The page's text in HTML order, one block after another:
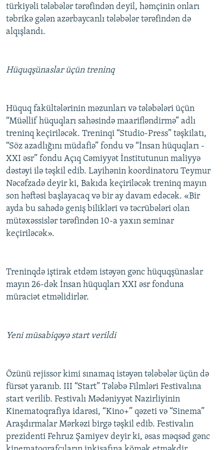
türkiyəli tələbələr tərəfindən deyil, həmçinin onları
təbrikə gələn azərbaycanlı tələbələr tərəfindən də
alqışlandı.
Hüquqşünaslar üçün treninq
Hüquq fakültələrinin məzunları və tələbələri üçün
“Müəllif hüquqları sahəsində maarifləndirmə” adlı
treninq keçiriləcək. Treninqi “Studio-Press” təşkilatı,
“Söz azadlığını müdafiə” fondu və “İnsan hüquqları -
XXI əsr” fondu Açıq Cəmiyyət İnstitutunun maliyyə
dəstəyi ilə təşkil edib. Layihənin koordinatoru Teymur
Nəcəfzadə deyir ki, Bakıda keçiriləcək treninq mayın
son həftəsi başlayacaq və bir ay davam edəcək. «Bir
ayda bu sahədə geniş bilikləri və təcrübələri olan
mütəxəssislər tərəfindən 10-a yaxın seminar
keçiriləcək».
Treninqdə iştirak etdəm istəyən gənc hüquqşünaslar
mayın 26-dək İnsan hüquqları XXI əsr fonduna
müraciət etməlidirlər.
Yeni müsabiqəyə start verildi
Özünü rejissor kimi sınamaq istəyən tələbələr üçün də
fürsət yaranıb. III “Start” Tələbə Filmləri Festivalına
start verilib. Festivalı Mədəniyyət Nazirliyinin
Kinematoqrafiya idarəsi, “Kino+” qəzeti və “Sinema”
Araşdırmalar Mərkəzi birgə təşkil edib. Festivalın
prezidenti Fehruz Şamiyev deyir ki, əsas məqsəd gənc